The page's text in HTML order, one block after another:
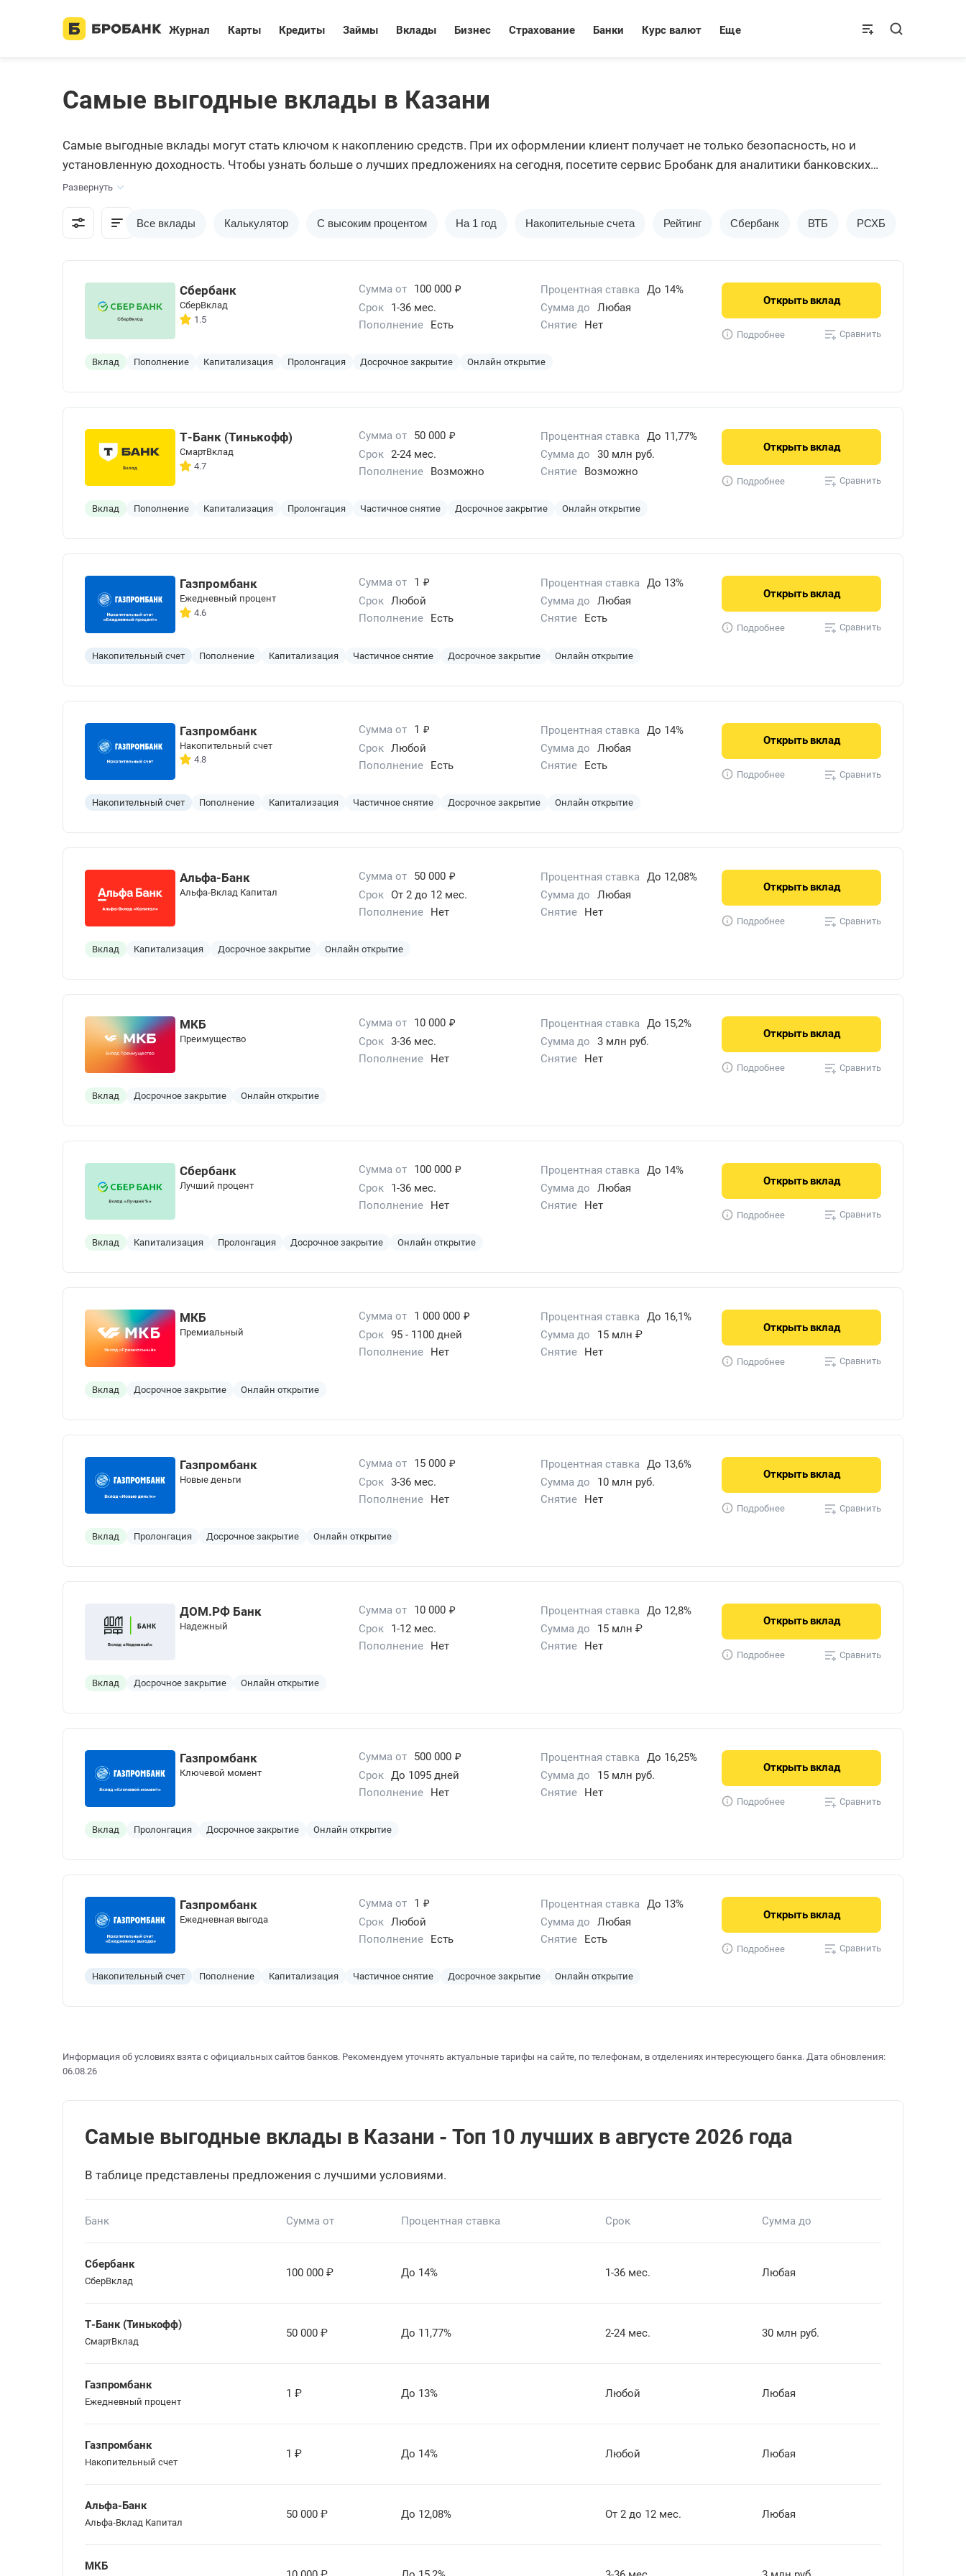
Журнал Карты Кредиты Займы Вклады Бизнес Страхование Банки Курс валют Еще
Самые выгодные вклады в Казани
Cамые выгодные вклады могут стать ключом к накоплению средств. При их оформлении клиент получает не только безопасность, но и
установленную доходность. Чтобы узнать больше о лучших предложениях на сегодня, посетите сервис Бробанк для аналитики банковских
продуктов.
Развернуть
Все вклады Калькулятор С высоким процентом На 1 год Накопительные счета Рейтинг Сбербанк ВТБ РСХБ
Сбербанк
СберВклад
1.5
Сумма от 100 000 ₽ Процентная ставка До 14%
Срок
1-36 мес. Сумма до
Любая
Пополнение
Есть Снятие Нет
Вклад Пополнение Капитализация Пролонгация Досрочное закрытие Онлайн открытие
Открыть вклад
Подробнее Сравнить
Т-Банк (Тинькофф)
СмартВклад
4.7
Сумма от 50 000 ₽ Процентная ставка До 11,77%
Срок 2-24 мес. Сумма до
30 млн руб.
Пополнение
Возможно Снятие Возможно
Вклад Пополнение Капитализация Пролонгация Частичное снятие Досрочное закрытие Онлайн открытие
Открыть вклад
Подробнее Сравнить
Газпромбанк
Ежедневный процент
4.6
Сумма от 1 ₽ Процентная ставка До 13%
Срок Любой Сумма до
Любая
Пополнение
Есть Снятие Есть
Накопительный счет Пополнение Капитализация Частичное снятие Досрочное закрытие Онлайн открытие
Открыть вклад
Подробнее Сравнить
Газпромбанк
Накопительный счет
4.8
Сумма от 1 ₽ Процентная ставка
До 14%
Срок Любой Сумма до
Любая
Пополнение
Есть Снятие Есть
Накопительный счет Пополнение Капитализация Частичное снятие Досрочное закрытие Онлайн открытие
Открыть вклад
Подробнее Сравнить
Альфа-Банк
Альфа‑Вклад Капитал
Сумма от 50 000 ₽ Процентная ставка До 12,08%
Срок От 2 до 12 мес. Сумма до
Любая
Пополнение
Нет Снятие Нет
Вклад Капитализация Досрочное закрытие Онлайн открытие
Открыть вклад
Подробнее Сравнить
МКБ
Преимущество
Сумма от 10 000 ₽ Процентная ставка До 15,2%
Срок 3-36 мес. Сумма до
3 млн руб.
Пополнение
Нет Снятие Нет
Вклад Досрочное закрытие Онлайн открытие
Открыть вклад
Подробнее Сравнить
Сбербанк
Лучший процент
Сумма от 100 000 ₽ Процентная ставка До 14%
Срок
1-36 мес. Сумма до
Любая
Пополнение
Нет Снятие Нет
Вклад Капитализация Пролонгация Досрочное закрытие Онлайн открытие
Открыть вклад
Подробнее Сравнить
МКБ
Премиальный
Сумма от 1 000 000 ₽ Процентная ставка До 16,1%
Срок 95 - 1100 дней Сумма до
15 млн ₽
Пополнение
Нет Снятие Нет
Вклад Досрочное закрытие Онлайн открытие
Открыть вклад
Подробнее Сравнить
Газпромбанк
Новые деньги
Сумма от 15 000 ₽ Процентная ставка
До 13,6%
Срок 3-36 мес. Сумма до
10 млн руб.
Пополнение
Нет Снятие Нет
Вклад Пролонгация Досрочное закрытие Онлайн открытие
Открыть вклад
Подробнее Сравнить
ДОМ.РФ Банк
Надежный
Сумма от 10 000 ₽ Процентная ставка До 12,8%
Срок
1-12 мес. Сумма до
15 млн ₽
Пополнение
Нет Снятие Нет
Вклад Досрочное закрытие Онлайн открытие
Открыть вклад
Подробнее Сравнить
Газпромбанк
Ключевой момент
Сумма от 500 000 ₽ Процентная ставка До 16,25%
Срок До 1095 дней Сумма до
15 млн руб.
Пополнение
Нет Снятие Нет
Вклад Пролонгация Досрочное закрытие Онлайн открытие
Открыть вклад
Подробнее Сравнить
Газпромбанк
Ежедневная выгода
Сумма от 1 ₽ Процентная ставка До 13%
Срок Любой Сумма до
Любая
Пополнение
Есть Снятие Есть
Накопительный счет Пополнение Капитализация Частичное снятие Досрочное закрытие Онлайн открытие
Открыть вклад
Подробнее Сравнить
Информация об условиях взята с официальных сайтов банков. Рекомендуем уточнять актуальные тарифы на сайте, по телефонам, в отделениях интересующего банка. Дата обновления:
06.08.26
Самые выгодные вклады в Казани - Топ 10 лучших в августе 2026 года
В таблице представлены предложения с лучшими условиями.
Банк Сумма от Процентная ставка Срок Сумма до
Сбербанк
СберВклад
100 000 ₽ До 14% 1-36 мес. Любая
Т-Банк (Тинькофф)
СмартВклад
50 000 ₽ До 11,77% 2-24 мес. 30 млн руб.
Газпромбанк
Ежедневный процент
1 ₽ До 13% Любой Любая
Газпромбанк
Накопительный счет
1 ₽ До 14% Любой Любая
Альфа-Банк
Альфа‑Вклад Капитал
50 000 ₽ До 12,08% От 2 до 12 мес. Любая
МКБ